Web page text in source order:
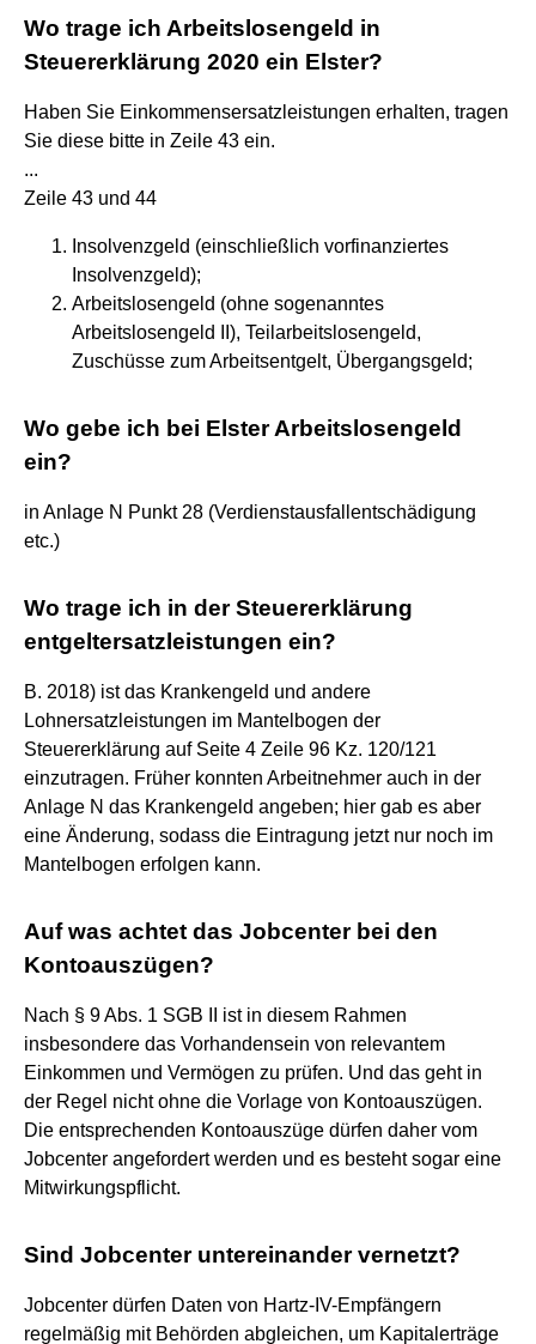
Wo trage ich Arbeitslosengeld in
Steuererklärung 2020 ein Elster?
Haben Sie Einkommensersatzleistungen erhalten, tragen
Sie diese bitte in Zeile 43 ein.
...
Zeile 43 und 44
Insolvenzgeld (einschließlich vorfinanziertes
Insolvenzgeld);
Arbeitslosengeld (ohne sogenanntes
Arbeitslosengeld II), Teilarbeitslosengeld,
Zuschüsse zum Arbeitsentgelt, Übergangsgeld;
Wo gebe ich bei Elster Arbeitslosengeld
ein?
in Anlage N Punkt 28 (Verdienstausfallentschädigung
etc.)
Wo trage ich in der Steuererklärung
entgeltersatzleistungen ein?
B. 2018) ist das Krankengeld und andere
Lohnersatzleistungen im Mantelbogen der
Steuererklärung auf Seite 4 Zeile 96 Kz. 120/121
einzutragen. Früher konnten Arbeitnehmer auch in der
Anlage N das Krankengeld angeben; hier gab es aber
eine Änderung, sodass die Eintragung jetzt nur noch im
Mantelbogen erfolgen kann.
Auf was achtet das Jobcenter bei den
Kontoauszügen?
Nach § 9 Abs. 1 SGB II ist in diesem Rahmen
insbesondere das Vorhandensein von relevantem
Einkommen und Vermögen zu prüfen. Und das geht in
der Regel nicht ohne die Vorlage von Kontoauszügen.
Die entsprechenden Kontoauszüge dürfen daher vom
Jobcenter angefordert werden und es besteht sogar eine
Mitwirkungspflicht.
Sind Jobcenter untereinander vernetzt?
Jobcenter dürfen Daten von Hartz-IV-Empfängern
regelmäßig mit Behörden abgleichen, um Kapitalerträge